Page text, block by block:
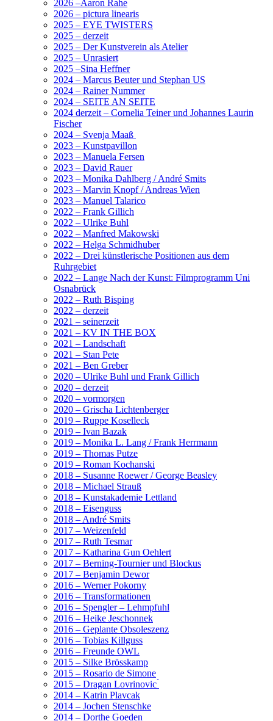
2026 –Aaron Rahe
2026 – pictura linearis
2025 – EYE TWISTERS
2025 – derzeit
2025 – Der Kunstverein als Atelier
2025 – Unrasiert
2025 –Sina Heffner
2024 – Marcus Beuter und Stephan US
2024 – Rainer Nummer
2024 – SEITE AN SEITE
2024 derzeit – Cornelia Teiner und Johannes Laurin
Fischer
2024 – Svenja Maaß
2023 – Kunstpavillon
2023 – Manuela Fersen
2023 – David Rauer
2023 – Monika Dahlberg / André Smits
2023 – Marvin Knopf / Andreas Wien
2023 – Manuel Talarico
2022 – Frank Gillich
2022 – Ulrike Buhl
2022 – Manfred Makowski
2022 – Helga Schmidhuber
2022 – Drei künstlerische Positionen aus dem
Ruhrgebiet
2022 – Lange Nach der Kunst: Filmprogramm Uni
Osnabrück
2022 – Ruth Bisping
2022 – derzeit
2021 – seinerzeit
2021 – KV IN THE BOX
2021 – Landschaft
2021 – Stan Pete
2021 – Ben Greber
2020 – Ulrike Buhl und Frank Gillich
2020 – derzeit
2020 – vormorgen
2020 – Grischa Lichtenberger
2019 – Ruppe Koselleck
2019 – Ivan Bazak
2019 – Monika L. Lang / Frank Herrmann
2019 – Thomas Putze
2019 – Roman Kochanski
2018 – Susanne Roewer / George Beasley
2018 – Michael Strauß
2018 – Kunstakademie Lettland
2018 – Eisenguss
2018 – André Smits
2017 – Weizenfeld
2017 – Ruth Tesmar
2017 – Katharina Gun Oehlert
2017 – Berning-Tournier und Blockus
2017 – Benjamin Dewor
2016 – Werner Pokorny
2016 – Transformationen
2016 – Spengler – Lehmpfuhl
2016 – Heike Jeschonnek
2016 – Geplante Obsoleszenz
2016 – Tobias Killguss
2016 – Freunde OWL
2015 – Silke Brösskamp
2015 – Rosario de Simone
2015 – Dragan Lovrinovic ́
2014 – Katrin Plavcak
2014 – Jochen Stenschke
2014 – Dorthe Goeden